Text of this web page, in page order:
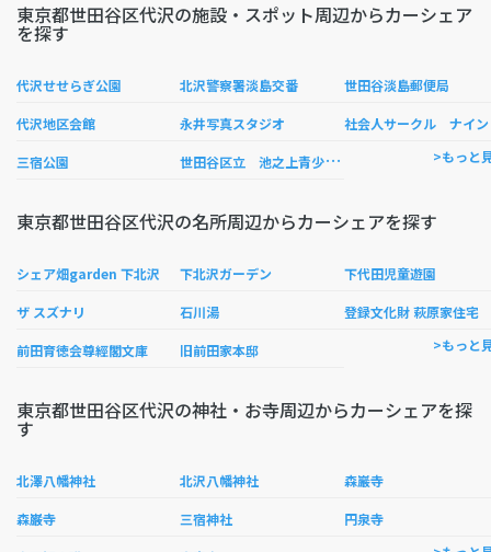
東京都世田谷区代沢の施設・スポット周辺からカーシェア
を探す
代沢せせらぎ公園 北沢警察署淡島交番 世田谷淡島郵便局
代沢地区会館 永井写真スタジオ 社会人サークル ナイン
三宿公園 世
田谷区立 池之上青少年会館 >もっと
東京都世田谷区代沢の名所周辺からカーシェアを探す
シェア畑garden 下北沢 下北沢ガーデン 下代田児童遊園
ザ スズナリ 石川湯 登録文化財 萩原家住宅
前田育徳会尊經閣文庫 旧前田家本邸 >もっと
東京都世田谷区代沢の神社・お寺周辺からカーシェアを探
す
北澤八幡神社 北沢八幡神社 森巖寺
森巌寺 三宿神社 円泉寺